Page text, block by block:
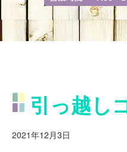
引っ越し
2021年12月3日